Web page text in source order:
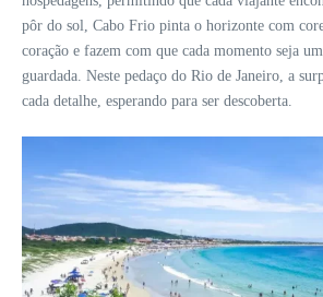
pôr do sol, Cabo Frio pinta o horizonte com
coração e fazem com que cada momento seja
guardada. Neste pedaço do Rio de Janeiro, a
cada detalhe, esperando para ser descoberta.